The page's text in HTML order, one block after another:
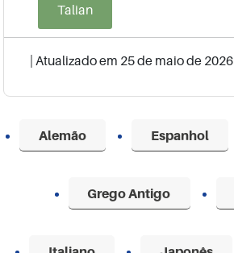
Alemão Espanhol
Grego Antigo
Talian
| Atualizado em 25 de maio de 2026